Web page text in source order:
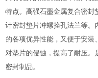
特点。高强石墨金属复合密封
计密封垫片冲螺拴孔法兰等。
的各项优异性能，又便于安
对垫片的侵蚀，提高了耐压。
密封制品。